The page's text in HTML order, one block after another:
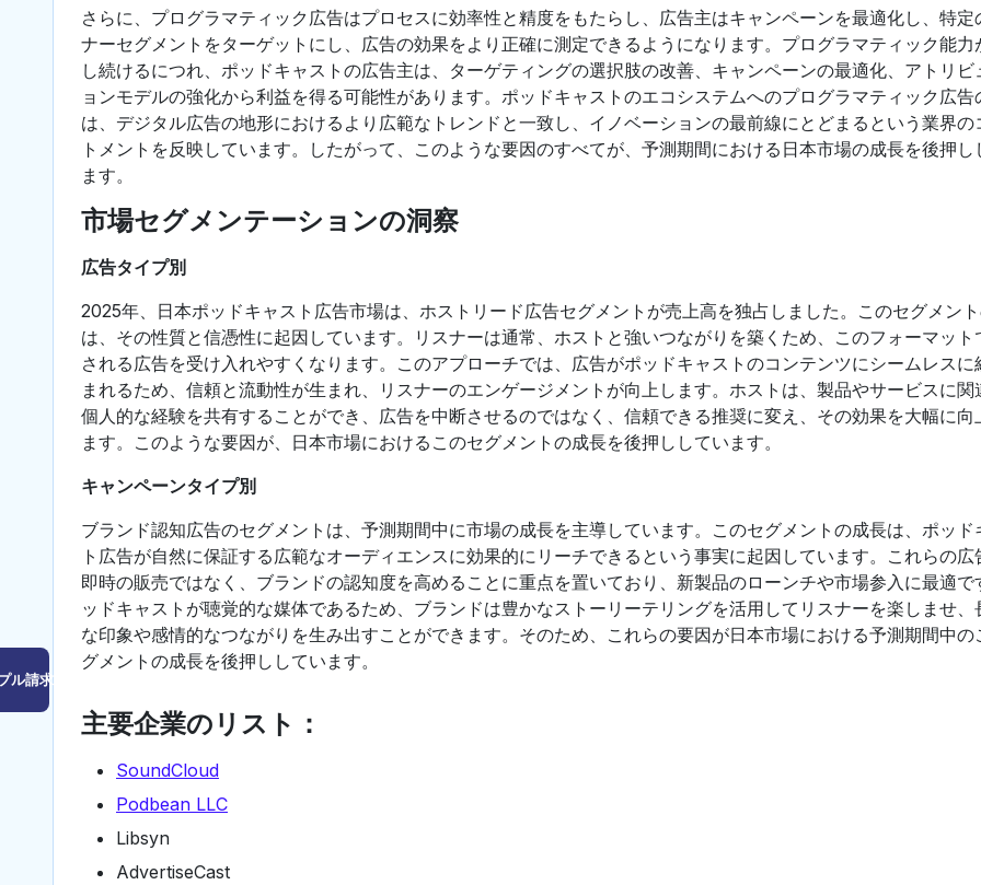
ル請求はこちら
さらに、プログラマティック広告はプロセスに効率性と精度をもたらし、広告主はキャンペーンを最適化し、特定
ナーセグメントをターゲットにし、広告の効果をより正確に測定できるようになります。プログラマティック能力
し続けるにつれ、ポッドキャストの広告主は、ターゲティングの選択肢の改善、キャンペーンの最適化、アトリビ
ョンモデルの強化から利益を得る可能性があります。ポッドキャストのエコシステムへのプログラマティック広告
は、デジタル広告の地形におけるより広範なトレンドと一致し、イノベーションの最前線にとどまるという業界の
トメントを反映しています。したがって、このような要因のすべてが、予測期間における日本市場の成長を後押し
ます。
市場セグメンテーションの洞察
広告タイプ別
2025年、日本ポッドキャスト広告市場は、ホストリード広告セグメントが売上高を独占しました。このセグメン
は、その性質と信憑性に起因しています。リスナーは通常、ホストと強いつながりを築くため、このフォーマット
される広告を受け入れやすくなります。このアプローチでは、広告がポッドキャストのコンテンツにシームレスに
まれるため、信頼と流動性が生まれ、リスナーのエンゲージメントが向上します。ホストは、製品やサービスに関
個人的な経験を共有することができ、広告を中断させるのではなく、信頼できる推奨に変え、その効果を大幅に向
ます。このような要因が、日本市場におけるこのセグメントの成長を後押ししています。
キャンペーンタイプ別
ブランド認知広告のセグメントは、予測期間中に市場の成長を主導しています。このセグメントの成長は、ポッド
ト広告が自然に保証する広範なオーディエンスに効果的にリーチできるという事実に起因しています。これらの広
即時の販売ではなく、ブランドの認知度を高めることに重点を置いており、新製品のローンチや市場参入に最適で
ッドキャストが聴覚的な媒体であるため、ブランドは豊かなストーリーテリングを活用してリスナーを楽しませ、
な印象や感情的なつながりを生み出すことができます。そのため、これらの要因が日本市場における予測期間中の
グメントの成長を後押ししています。
主要企業のリスト：
SoundCloud
Podbean LLC
Libsyn
AdvertiseCast